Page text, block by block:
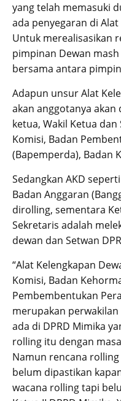
yang telah memasuki
ada penyegaran di Alat
Untuk merealisasikan
pimpinan Dewan
bersama antara
Adapun unsur Alat
akan anggotanya
ketua, Wakil Ketua
Komisi, Badan
(Bapemperda), Badan
Sedangkan AKD
Badan Anggaran
dirolling, sementara
Sekretaris adalah
dewan dan Setwan
“Alat Kelengkapan
Komisi, Badan
Pembembentukan
merupakan
ada di DPRD Mimika
rolling itu dengan
Namun rencana
belum dipastikan
wacana rolling tapi